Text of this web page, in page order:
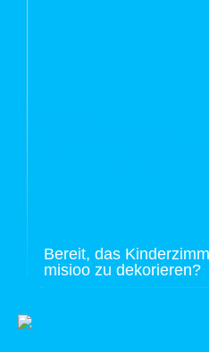
Bereit, das
misioo zu dekorieren?